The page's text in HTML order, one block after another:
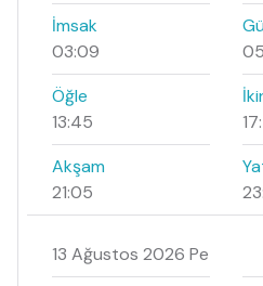
İmsak
03:09
Öğle
13:45
Akşam
21:05
13 Ağustos 2026 Pe